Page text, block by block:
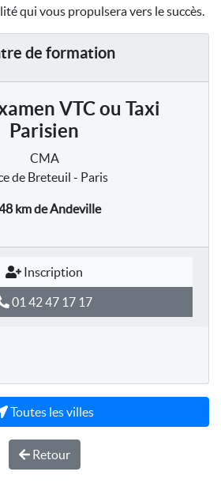
qui vous propulsera vers le succès.
de formation
VTC ou Taxi
Parisien
CMA
de Breteuil - Paris
kmde Andeville
Inscription
01 42 47 17 17
Toutes les villes
Retour